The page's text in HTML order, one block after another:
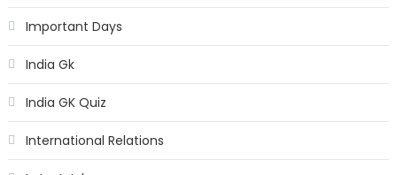
Important Days
India Gk
India GK Quiz
International Relations